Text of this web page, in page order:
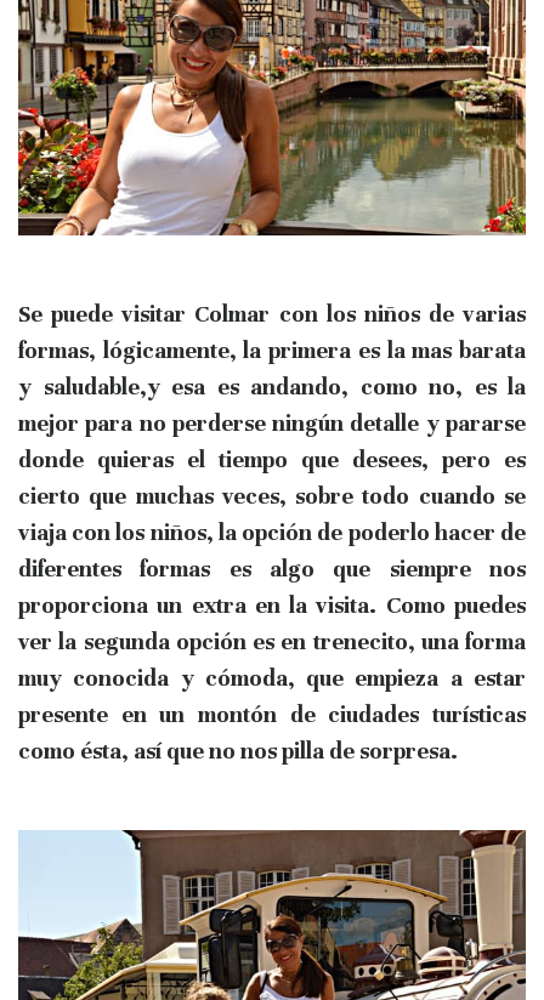
Se puede visitar Colmar con los niños de varias
formas, lógicamente, la primera es la mas barata
y saludable,y esa es andando, como no, es la
mejor para no perderse ningún detalle y pararse
donde quieras el tiempo que desees, pero es
cierto que muchas veces, sobre todo cuando se
viaja con los niños, la opción de poderlo hacer de
diferentes formas es algo que siempre nos
proporciona un extra en la visita. Como puedes
ver la segunda opción es en trenecito, una forma
muy conocida y cómoda, que empieza a estar
presente en un montón de ciudades turísticas
como ésta, así que no nos pilla de sorpresa.